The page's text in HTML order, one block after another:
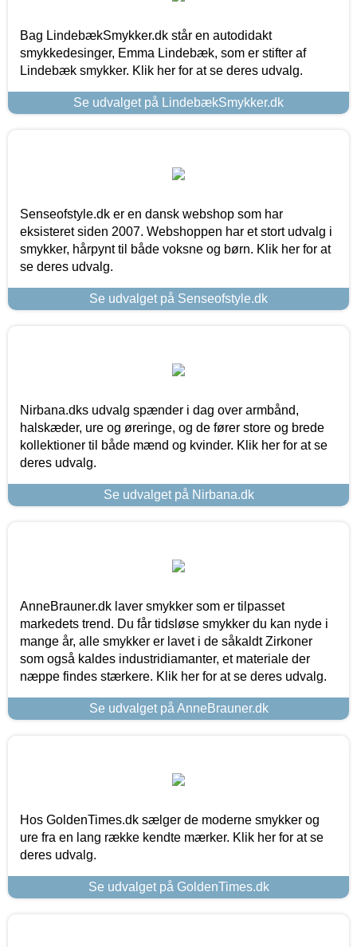
Bag LindebækSmykker.dk står en autodidakt
smykkedesinger, Emma Lindebæk, som er stifter af
Lindebæk smykker. Klik her for at se deres udvalg.
Se udvalget på LindebækSmykker.dk
Senseofstyle.dk er en dansk webshop som har
eksisteret siden 2007. Webshoppen har et stort udvalg i
smykker, hårpynt til både voksne og børn. Klik her for at
se deres udvalg.
Se udvalget på Senseofstyle.dk
Nirbana.dks udvalg spænder i dag over armbånd,
halskæder, ure og øreringe, og de fører store og brede
kollektioner til både mænd og kvinder. Klik her for at se
deres udvalg.
Se udvalget på Nirbana.dk
AnneBrauner.dk laver smykker som er tilpasset
markedets trend. Du får tidsløse smykker du kan nyde i
mange år, alle smykker er lavet i de såkaldt Zirkoner
som også kaldes industridiamanter, et materiale der
næppe findes stærkere. Klik her for at se deres udvalg.
Se udvalget på AnneBrauner.dk
Hos GoldenTimes.dk sælger de moderne smykker og
ure fra en lang række kendte mærker. Klik her for at se
deres udvalg.
Se udvalget på GoldenTimes.dk